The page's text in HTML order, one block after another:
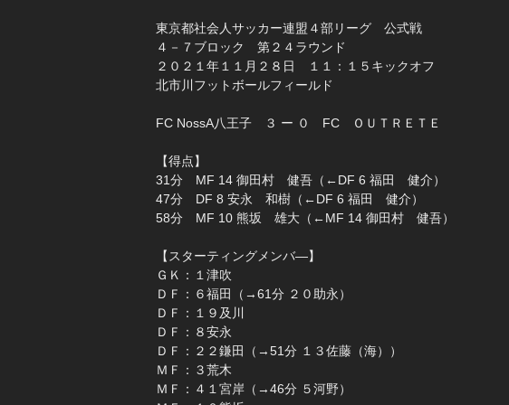
東京都社会人サッカー連盟４部リーグ 公式戦
４－７ブロック 第２４ラウンド
２０２１年１１月２８日 １１：１５キックオフ
北市川フットボールフィールド
FC NossA八王子 ３ ー ０ FC ＯＵＴＲＥＴＥ
【得点】
31分 MF 14 御田村 健吾（←DF 6 福田 健介）
47分 DF 8 安永 和樹（←DF 6 福田 健介）
58分 MF 10 熊坂 雄大（←MF 14 御田村 健吾）
【スターティングメンバ―】
ＧＫ：１津吹
ＤＦ：６福田（→61分 ２０助永）
ＤＦ：１９及川
ＤＦ：８安永
ＤＦ：２２鎌田（→51分 １３佐藤（海））
ＭＦ：３荒木
ＭＦ：４１宮岸（→46分 ５河野）